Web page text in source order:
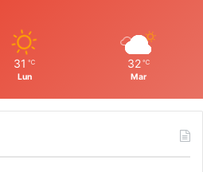
31 ℃
Lun
32 ℃
Mar